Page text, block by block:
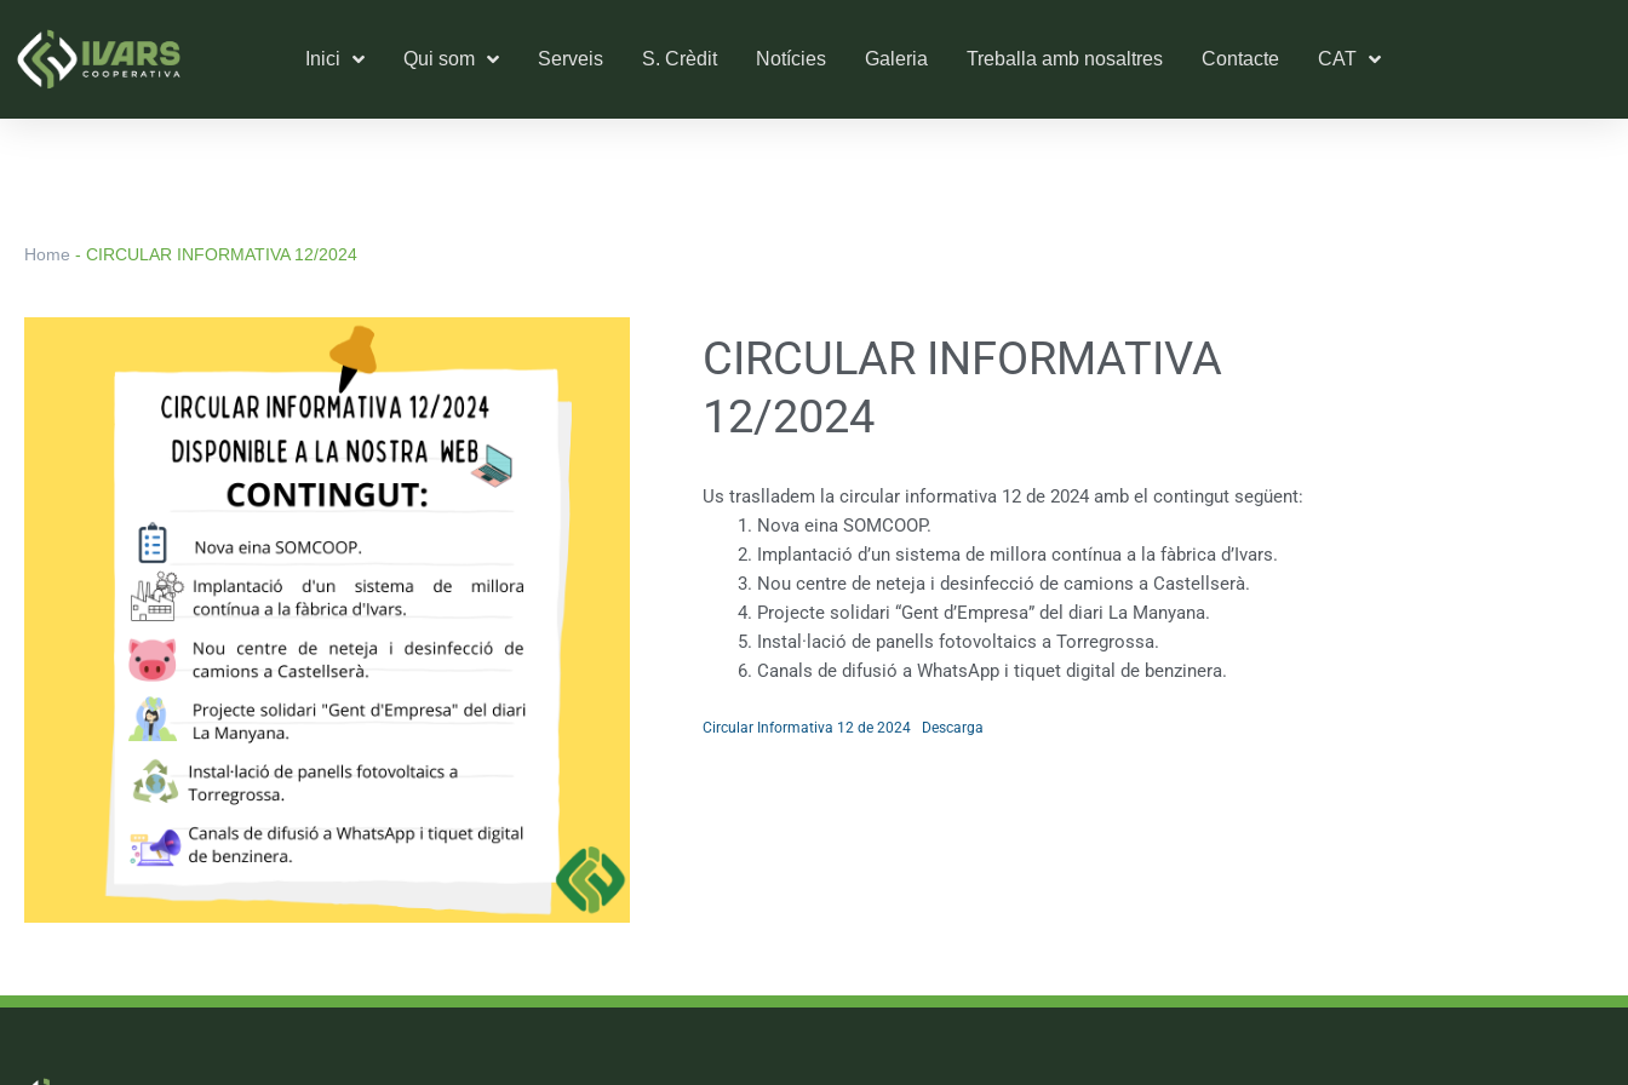
contingut
Inici Qui som Serveis S. Crèdit Notícies Galeria Treballa amb nosaltres Contacte CAT
Home - CIRCULAR INFORMATIVA 12/2024
CIRCULAR INFORMATIVA
12/2024
Us traslladem la circular informativa 12 de 2024 amb el contingut següent:
Nova eina SOMCOOP.
Implantació d’un sistema de millora contínua a la fàbrica d’Ivars.
Nou centre de neteja i desinfecció de camions a Castellserà.
Projecte solidari “Gent d’Empresa” del diari La Manyana.
Instal·lació de panells fotovoltaics a Torregrossa.
Canals de difusió a WhatsApp i tiquet digital de benzinera.
Circular Informativa 12 de 2024 Descarga